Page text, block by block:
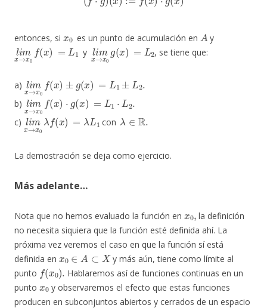
entonces, si es un punto de acumulación en
A
y
limx→x0f x)= L1
y
limx→x 0g (x)=L2
, se tiene que:
a)
lim → x f ± g L ± 2
b)
limx → x x g =L L
c)
limx →x 0 ) =λ
con
λ R.
La demostración se deja como ejercicio.
Más adelante…
Nota que no hemos evaluado la función en
la definición
no necesita siquiera que la función esté definida ahí. La
próxima vez veremos el caso en que la función sí está
definida en
x 0∈A⊂X
y más aún, tiene como límite al
punto
f(x0 ).
Hablaremos así de funciones continuas en un
punto
x0
y observaremos el efecto que estas funciones
producen en subconjuntos abiertos y cerrados de un espacio